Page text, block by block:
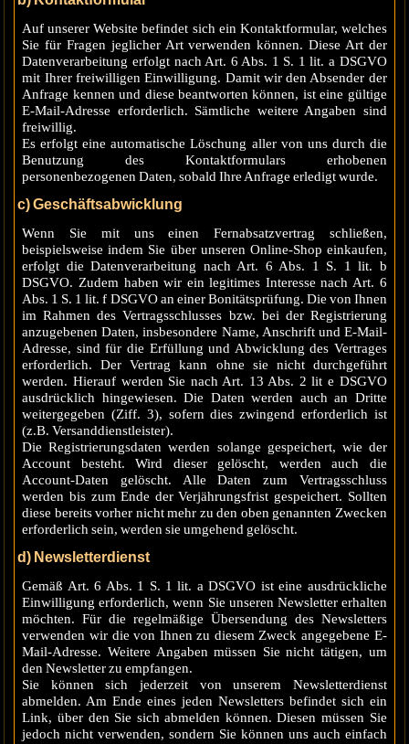
Auf unserer Website befindet sich ein Kontaktformular, welches
Sie für Fragen jeglicher Art verwenden können. Diese Art der
Datenverarbeitung erfolgt nach Art. 6 Abs. 1 S. 1 lit. a DSGVO
mit Ihrer freiwilligen Einwilligung. Damit wir den Absender der
Anfrage kennen und diese beantworten können, ist eine gültige
E-Mail-Adresse erforderlich. Sämtliche weitere Angaben sind
freiwillig.
Es erfolgt eine automatische Löschung aller von uns durch die
Benutzung des Kontaktformulars erhobenen
personenbezogenen Daten, sobald Ihre Anfrage erledigt wurde.
c) Geschäftsabwicklung
Wenn Sie mit uns einen Fernabsatzvertrag schließen,
beispielsweise indem Sie über unseren Online-Shop einkaufen,
erfolgt die Datenverarbeitung nach Art. 6 Abs. 1 S. 1 lit. b
DSGVO. Zudem haben wir ein legitimes Interesse nach Art. 6
Abs. 1 S. 1 lit. f DSGVO an einer Bonitätsprüfung. Die von Ihnen
im Rahmen des Vertragsschlusses bzw. bei der Registrierung
anzugebenen Daten, insbesondere Name, Anschrift und E-Mail-
Adresse, sind für die Erfüllung und Abwicklung des Vertrages
erforderlich. Der Vertrag kann ohne sie nicht durchgeführt
werden. Hierauf werden Sie nach Art. 13 Abs. 2 lit e DSGVO
ausdrücklich hingewiesen. Die Daten werden auch an Dritte
weitergegeben (Ziff. 3), sofern dies zwingend erforderlich ist
(z.B. Versanddienstleister).
Die Registrierungsdaten werden solange gespeichert, wie der
Account besteht. Wird dieser gelöscht, werden auch die
Account-Daten gelöscht. Alle Daten zum Vertragsschluss
werden bis zum Ende der Verjährungsfrist gespeichert. Sollten
diese bereits vorher nicht mehr zu den oben genannten Zwecken
erforderlich sein, werden sie umgehend gelöscht.
d) Newsletterdienst
Gemäß Art. 6 Abs. 1 S. 1 lit. a DSGVO ist eine ausdrückliche
Einwilligung erforderlich, wenn Sie unseren Newsletter erhalten
möchten. Für die regelmäßige Übersendung des Newsletters
verwenden wir die von Ihnen zu diesem Zweck angegebene E-
Mail-Adresse. Weitere Angaben müssen Sie nicht tätigen, um
den Newsletter zu empfangen.
Sie können sich jederzeit von unserem Newsletterdienst
abmelden. Am Ende eines jeden Newsletters befindet sich ein
Link, über den Sie sich abmelden können. Diesen müssen Sie
jedoch nicht verwenden, sondern Sie können uns auch einfach